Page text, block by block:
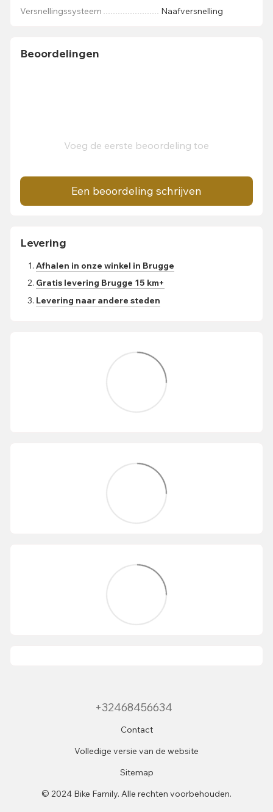
Versnellingssysteem Naafversnelling
Beoordelingen
Voeg de eerste beoordeling toe
Een beoordeling schrijven
Levering
Afhalen in onze winkel in Brugge
Gratis levering Brugge 15 km+
Levering naar andere steden
+32468456634
Contact
Volledige versie van de website
Sitemap
© 2024 Bike Family. Alle rechten voorbehouden.